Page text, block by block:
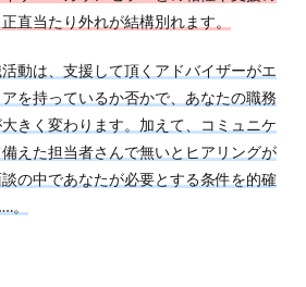
直当たり外れが結構別れます。
動は、支援して頂くアドバイザーがエ
を持っているか否かで、あなたの職務
きく変わります。加えて、コミュニケ
えた担当者さんで無いとヒアリングが
の中であなたが必要とする条件を的確
。